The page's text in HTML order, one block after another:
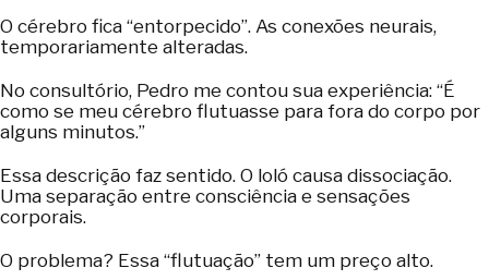
O cérebro fica “entorpecido”. As conexões neurais,
temporariamente alteradas.
No consultório, Pedro me contou sua experiência: “É
como se meu cérebro flutuasse para fora do corpo por
alguns minutos.”
Essa descrição faz sentido. O loló causa dissociação.
Uma separação entre consciência e sensações
corporais.
O problema? Essa “flutuação” tem um preço alto.